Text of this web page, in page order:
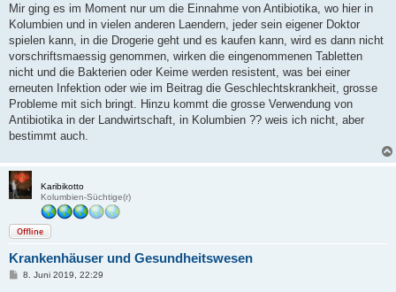
Mir ging es im Moment nur um die Einnahme von Antibiotika, wo hier in
Kolumbien und in vielen anderen Laendern, jeder sein eigener Doktor
spielen kann, in die Drogerie geht und es kaufen kann, wird es dann nicht
vorschriftsmaessig genommen, wirken die eingenommenen Tabletten
nicht und die Bakterien oder Keime werden resistent, was bei einer
erneuten Infektion oder wie im Beitrag die Geschlechtskrankheit, grosse
Probleme mit sich bringt. Hinzu kommt die grosse Verwendung von
Antibiotika in der Landwirtschaft, in Kolumbien ?? weis ich nicht, aber
bestimmt auch.
Karibikotto
Kolumbien-Süchtige(r)
Offline
Krankenhäuser und Gesundheitswesen
B8. Juni 2019, 22:29